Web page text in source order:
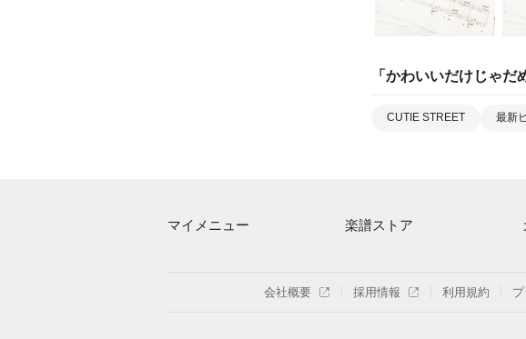
「 かわいいだけじゃだ
CUTIE STREET 最新
マイメニュー
ログイン / 会員登録（無料）
楽譜ストア
楽曲一覧
会社概要 採用情報 利用規約